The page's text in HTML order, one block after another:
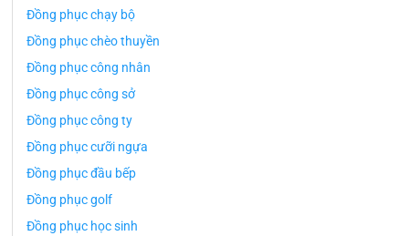
Đồng phục chạy bộ
Đồng phục chèo thuyền
Đồng phục công nhân
Đồng phục công sở
Đồng phục công ty
Đồng phục cưỡi ngựa
Đồng phục đầu bếp
Đồng phục golf
Đồng phục học sinh